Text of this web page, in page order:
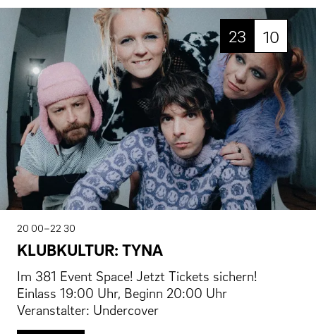
23 10
20 00–22 30
KLUBKULTUR: TYNA
Im 381 Event Space! Jetzt Tickets sichern!
Einlass 19:00 Uhr, Beginn 20:00 Uhr
Veranstalter: Undercover